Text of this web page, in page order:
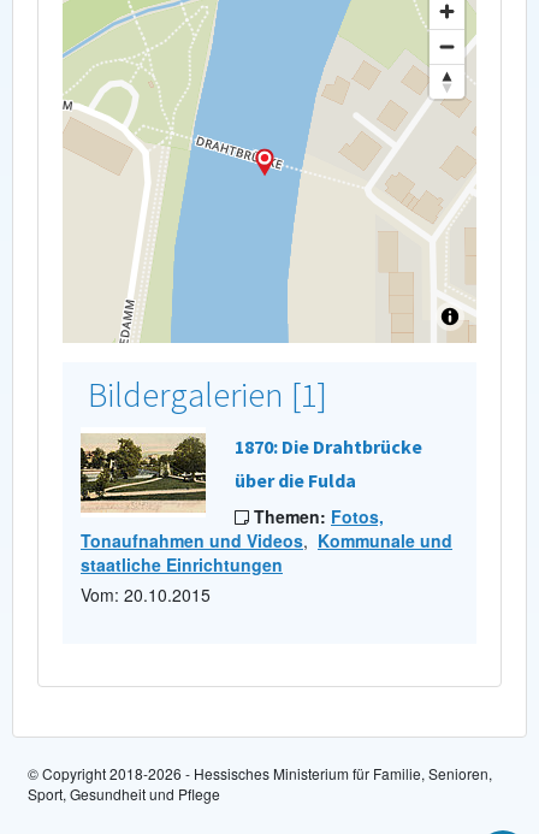
Bildergalerien [1]
1870: Die Drahtbrücke
über die Fulda
Themen: Fotos,
Tonaufnahmen und Videos, Kommunale und
staatliche Einrichtungen
Vom: 20.10.2015
© Copyright 2018-2026 - Hessisches Ministerium für Familie, Senioren,
Sport, Gesundheit und Pflege